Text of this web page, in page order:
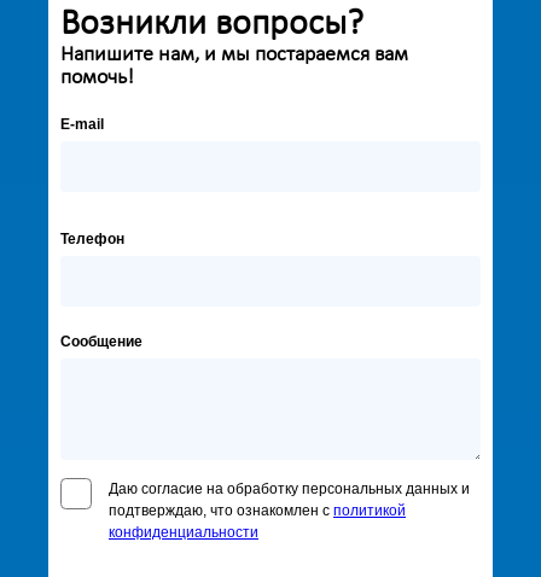
Возникли вопросы?
Напишите нам, и мы постараемся вам
помочь!
E-mail
Телефон
Сообщение
Даю согласие на обработку персональных данных и
подтверждаю, что ознакомлен с политикой
конфиденциальности